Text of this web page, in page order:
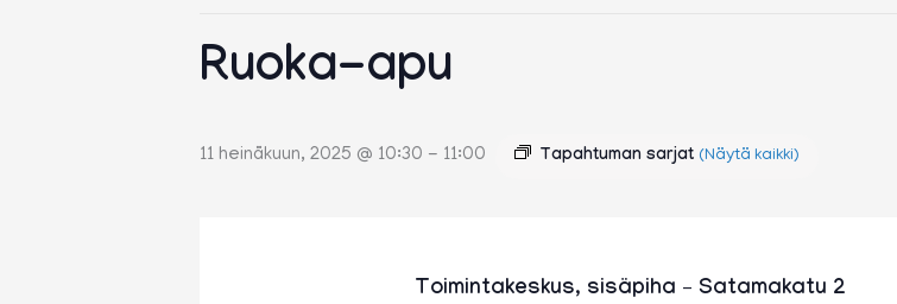
Ruoka-apu
11 heinäkuun, 2025 @ 10:30 - 11:00 Tapahtuman sarjat (Näytä kaikki)
Toimintakeskus, sisäpiha – Satamakatu 2